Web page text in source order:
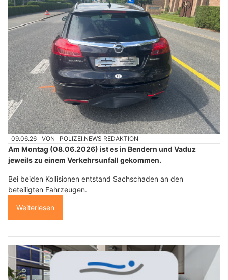
09.06.26 VON POLIZEI.NEWS REDAKTION
Am Montag (08.06.2026) ist es in Bendern und Vaduz
jeweils zu einem Verkehrsunfall gekommen.
Bei beiden Kollisionen entstand Sachschaden an den
beteiligten Fahrzeugen.
Weiterlesen